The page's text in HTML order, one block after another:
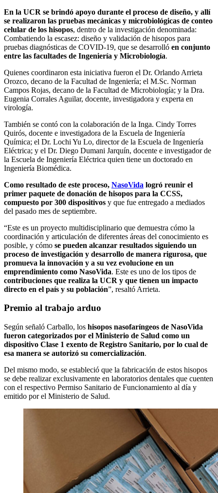
En la UCR se brindó apoyo durante el proceso de diseño, y allí
se realizaron las pruebas mecánicas y microbiológicas de conteo
celular de los hisopos, dentro de la investigación denominada:
Combatiendo la escasez: diseño y validación de hisopos para
pruebas diagnósticas de COVID-19, que se desarrolló en conjunto
entre las facultades de Ingeniería y Microbiología.
Quienes coordinaron esta iniciativa fueron el Dr. Orlando Arrieta
Orozco, decano de la Facultad de Ingeniería; el M.Sc. Norman
Campos Rojas, decano de la Facultad de Microbiología; y la Dra.
Eugenia Corrales Aguilar, docente, investigadora y experta en
virología.
También se contó con la colaboración de la Inga. Cindy Torres
Quirós, docente e investigadora de la Escuela de Ingeniería
Química; el Dr. Lochi Yu Lo, director de la Escuela de Ingeniería
Eléctrica; y el Dr. Diego Dumani Jarquín, docente e investigador de
la Escuela de Ingeniería Eléctrica quien tiene un doctorado en
Ingeniería Biomédica.
Como resultado de este proceso, NasoVida logró reunir el
primer paquete de donación de hisopos para la CCSS,
compuesto por 300 dispositivos y que fue entregado a mediados
del pasado mes de septiembre.
“Este es un proyecto multidisciplinario que demuestra cómo la
coordinación y articulación de diferentes áreas del conocimiento es
posible, y cómo se pueden alcanzar resultados siguiendo un
proceso de investigación y desarrollo de manera rigurosa, que
promueva la innovación y a su vez evolucione en un
emprendimiento como NasoVida. Este es uno de los tipos de
contribuciones que realiza la UCR y que tienen un impacto
directo en el país y su población”, resaltó Arrieta.
Premio al trabajo arduo
Según señaló Carballo, los hisopos nasofaríngeos de NasoVida
fueron categorizados por el Ministerio de Salud como un
dispositivo Clase 1 exento de Registro Sanitario, por lo cual de
esa manera se autorizó su comercialización.
Del mismo modo, se estableció que la fabricación de estos hisopos
se debe realizar exclusivamente en laboratorios dentales que cuenten
con el respectivo Permiso Sanitario de Funcionamiento al día y
emitido por el Ministerio de Salud.